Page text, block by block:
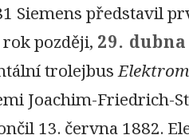
Siemens představil
později, 29. dubna
trolejbus
Joachim-Friedrich-
13. června 1882.